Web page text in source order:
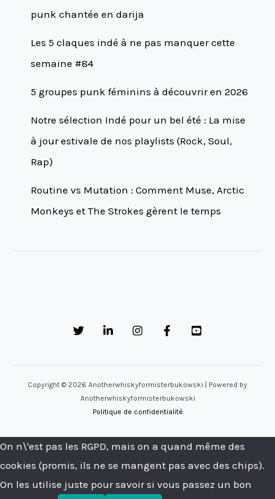
punk chantée en darija
Les 5 claques indé à ne pas manquer cette
semaine #84
5 groupes punk féminins à découvrir en 2026
Notre sélection Indé pour un bel été : La mise
à jour estivale de nos playlists (Rock, Soul,
Rap)
Routine vs Mutation : Comment Muse, Arctic
Monkeys et The Strokes gèrent le temps
Copyright © 2026 Anotherwhiskyformisterbukowski | Powered by
Anotherwhiskyformisterbukowski
Politique de confidentialité
On n\'est pas les RGPD, mais on a quand même des
cookies (promis, ils ne se mangent pas avec des chips).
On les utilise juste pour savoir si vous passez un bon